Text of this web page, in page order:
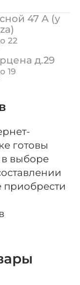
47 А (у
22
д.29
19
готовы
в выборе
приобрести